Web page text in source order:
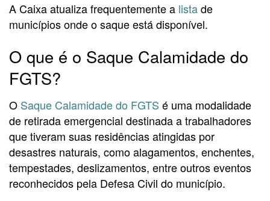
A Caixa atualiza frequentemente a listade
municípios onde o saque está disponível.
O que é o Saque Calamidade do
FGTS?
O Saque Calamidade do FGTS é uma modalidade
de retirada emergencial destinada a trabalhadores
que tiveram suas residências atingidas por
desastres naturais, como alagamentos, enchentes,
tempestades, deslizamentos, entre outros eventos
reconhecidos pela Defesa Civil do município.